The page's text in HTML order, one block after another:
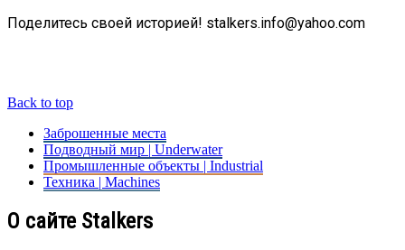
Поделитесь своей историей! stalkers.info@yahoo.com
Back to top
Заброшенные места
Подводный мир | Underwater
Промышленные объекты | Industrial
Техника | Machines
О сайте Stalkers